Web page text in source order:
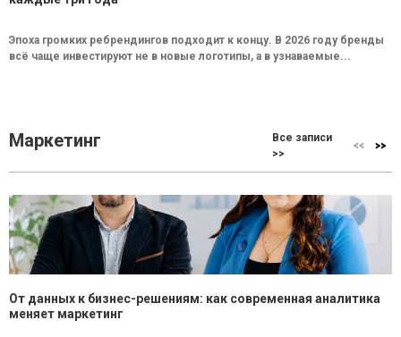
Эпоха громких ребрендингов подходит к концу. В 2026 году бренды
всё чаще инвестируют не в новые логотипы, а в узнаваемые...
Маркетинг
Все записи
>>
От данных к бизнес-решениям: как современная аналитика
меняет маркетинг